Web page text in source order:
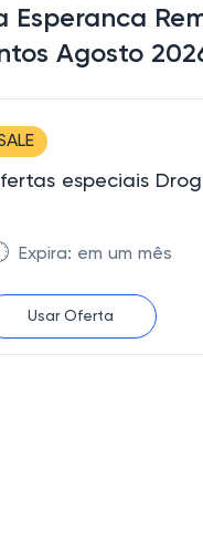
Esperanca
Agosto
especiais
Expira: em um mês
Usar Oferta